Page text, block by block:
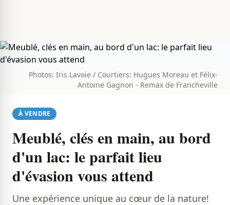
Photos: Iris Lavoie / Courtiers: Hugues Moreau et Félix-
Antoine Gagnon - Remax de Francheville
À VENDRE
Meublé, clés en main, au bord
d'un lac: le parfait lieu
d'évasion vous attend
Une expérience unique au cœur de la nature!